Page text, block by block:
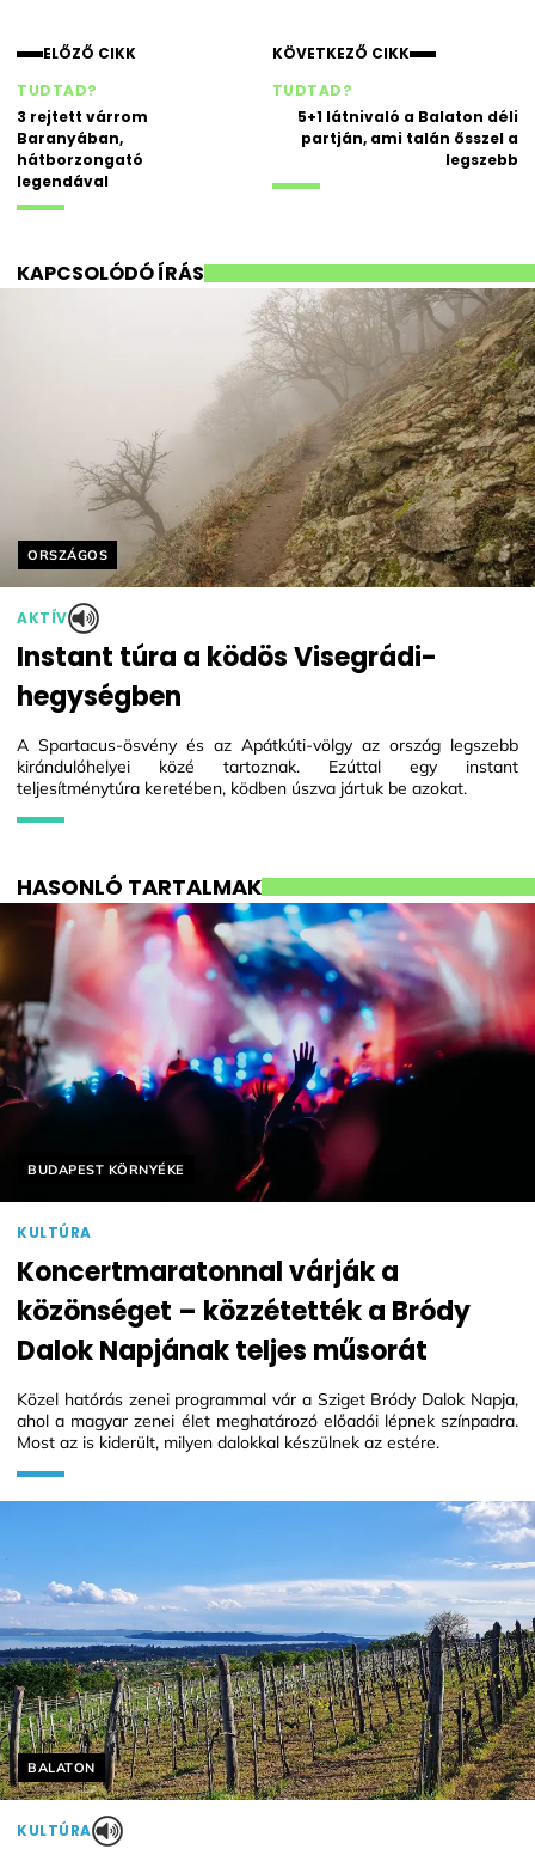
ELŐZŐ CIKK
TUDTAD?
3 rejtett várrom
Baranyában,
hátborzongató
legendával
KÖVETKEZŐ CIKK
TUDTAD?
5+1 látnivaló a Balaton déli
partján, ami talán ősszel a
legszebb
KAPCSOLÓDÓ ÍRÁS
Helyszín címkék:
ORSZÁGOS
AKTÍV
Instant túra a ködös Visegrádi-
hegységben
A Spartacus-ösvény és az Apátkúti-völgy az ország legszebb
kirándulóhelyei közé tartoznak. Ezúttal egy instant
teljesítménytúra keretében, ködben úszva jártuk be azokat.
HASONLÓ TARTALMAK
Helyszín címkék:
BUDAPEST KÖRNYÉKE
KULTÚRA
Koncertmaratonnal várják a
közönséget – közzétették a Bródy
Dalok Napjának teljes műsorát
Közel hatórás zenei programmal vár a Sziget Bródy Dalok Napja,
ahol a magyar zenei élet meghatározó előadói lépnek színpadra.
Most az is kiderült, milyen dalokkal készülnek az estére.
Helyszín címkék:
BALATON
KULTÚRA